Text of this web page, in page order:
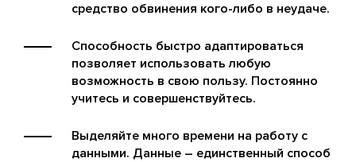
средство обвинения кого-либо в неудаче.
Способность быстро адаптироваться
позволяет использовать любую
возможность в свою пользу. Постоянно
учитесь и совершенствуйтесь.
Выделяйте много времени на работу с
данными. Данные – единственный способ